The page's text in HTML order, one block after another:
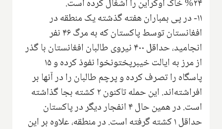
۲۴% خاک اوکراین را اشغال کرده است.
۱۱- در پی بمباران هفته گذشته یک منطقه در
افغانستان توسط پاکستان که به مرگ ۴۶ نفر
انجامید، حداقل ۴۰۰ نیروی طالبان افغانستان با گذر
از مرز به ایالت خیبرپختونخوا نفوذ کرده و ۱۵
پاسگاه را تصرف کرده و پرچم طالبان را در آنها بر
افراشته‌اند. این حمله تاکنون ۲ کشته بجا گذاشته
است. در همین حال ۴ انفجار دیگر در پاکستان
حداقل ۱ کشته گرفته است. در منطقه، علاوه بر این